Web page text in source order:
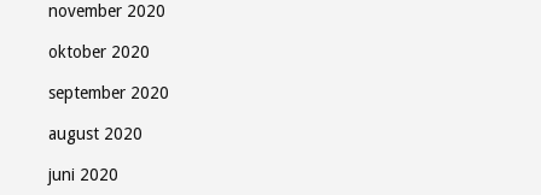
november 2020
oktober 2020
september 2020
august 2020
juni 2020